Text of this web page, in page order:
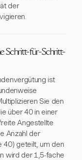
der
Schritt-für-Schritt-
ist
Sie den
über 40 in einer
Angestellte
Anzahl der
40) geteilt, um den
wird der 1,5-fache